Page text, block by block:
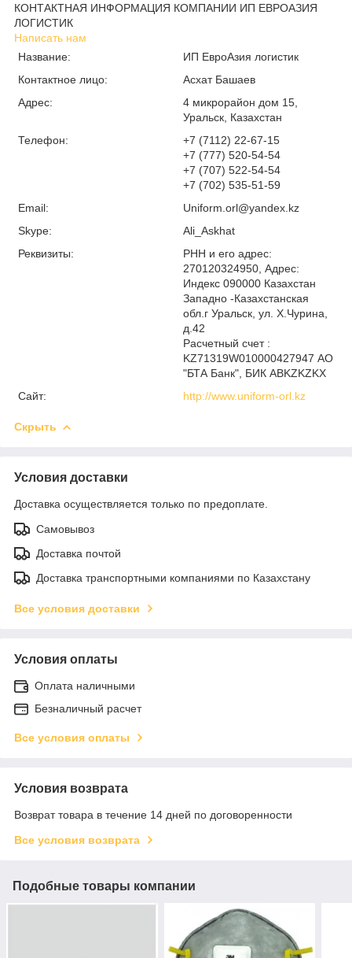
КОНТАКТНАЯ ИНФОРМАЦИЯ КОМПАНИИ ИП ЕВРОАЗИЯ
ЛОГИСТИК
Написать нам
Название:
ИП ЕвроАзия логистик
Контактное лицо:
Асхат Башаев
Адрес:
4 микрорайон дом 15,
Уральск, Казахстан
Телефон:
+7 (7112) 22-67-15
+7 (777) 520-54-54
+7 (707) 522-54-54
+7 (702) 535-51-59
Email:
Uniform.orl@yandex.kz
Skype:
Ali_Askhat
Реквизиты:
РНН и его адрес:
270120324950, Адрес:
Индекс 090000 Казахстан
Западно -Казахстанская
обл.г Уральск, ул. Х.Чурина,
д.42
Расчетный счет :
KZ71319W010000427947 АО
"БТА Банк", БИК ABKZKZKX
Сайт:
http://www.uniform-orl.kz
Скрыть
Условия доставки
Доставка осуществляется только по предоплате.
Самовывоз
Доставка почтой
Доставка транспортными компаниями по Казахстану
Все условия доставки
Условия оплаты
Оплата наличными
Безналичный расчет
Все условия оплаты
Условия возврата
Возврат товара в течение 14 дней по договоренности
Все условия возврата
Подобные товары компании